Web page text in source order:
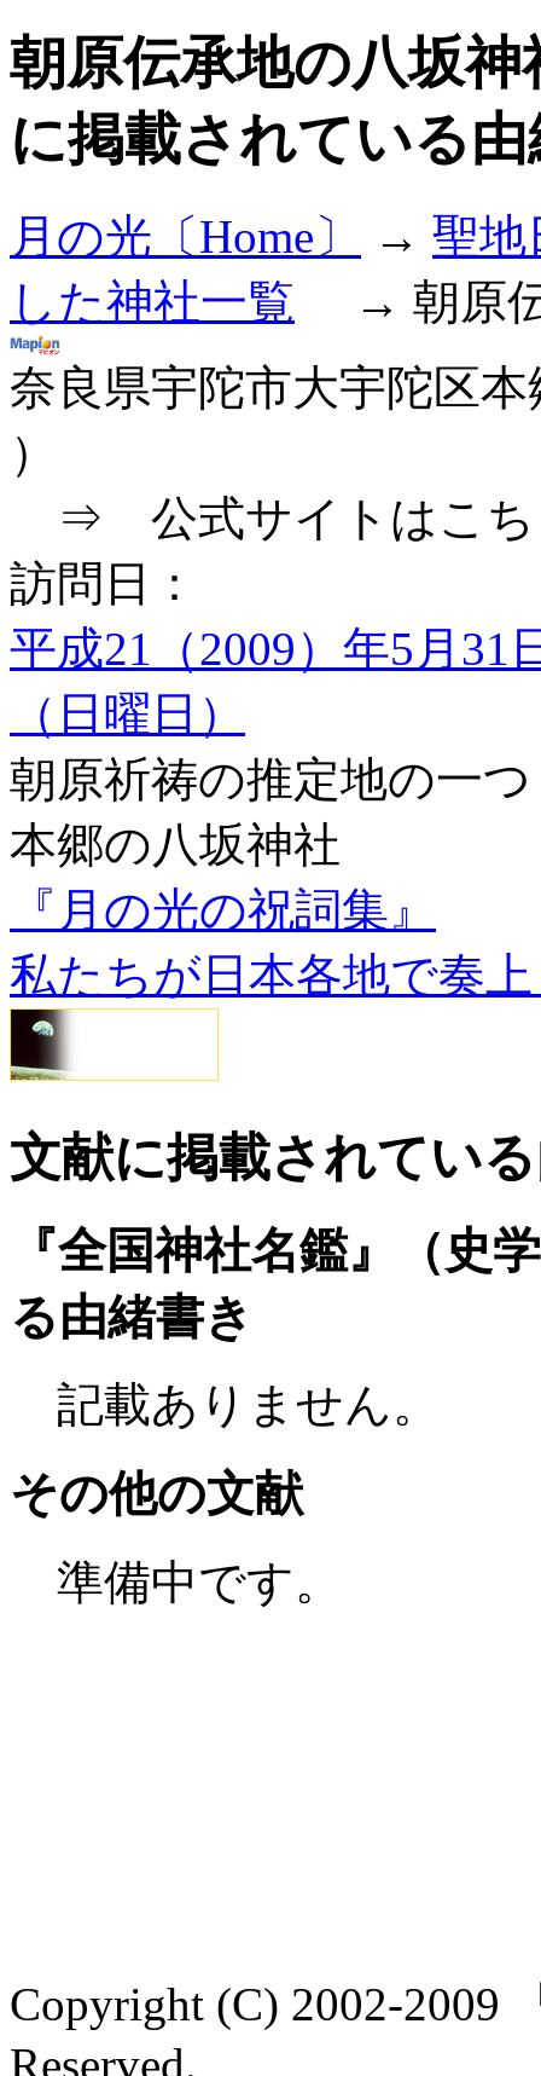
朝原伝承地の八坂
に掲載されている
月の光〔Home〕 → 聖地
した神社一覧 → 朝原伝
奈良県宇陀市大宇陀区
）
⇒ 公式サイトはこち
訪問日：
平成21（2009）年5月31
（日曜日）
朝原祈祷の推定地の一つ
本郷の八坂神社
『月の光の祝詞集』
私たちが日本各地で奏
文献に掲載されてい
『全国神社名鑑』（史
る由緒書き
記載ありません。
その他の文献
準備中です。
Copyright (C) 2002-2009
Reserved.